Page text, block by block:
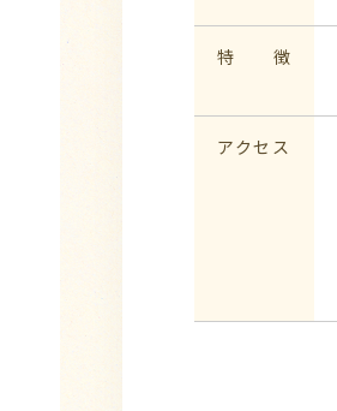
特 徴
アクセス